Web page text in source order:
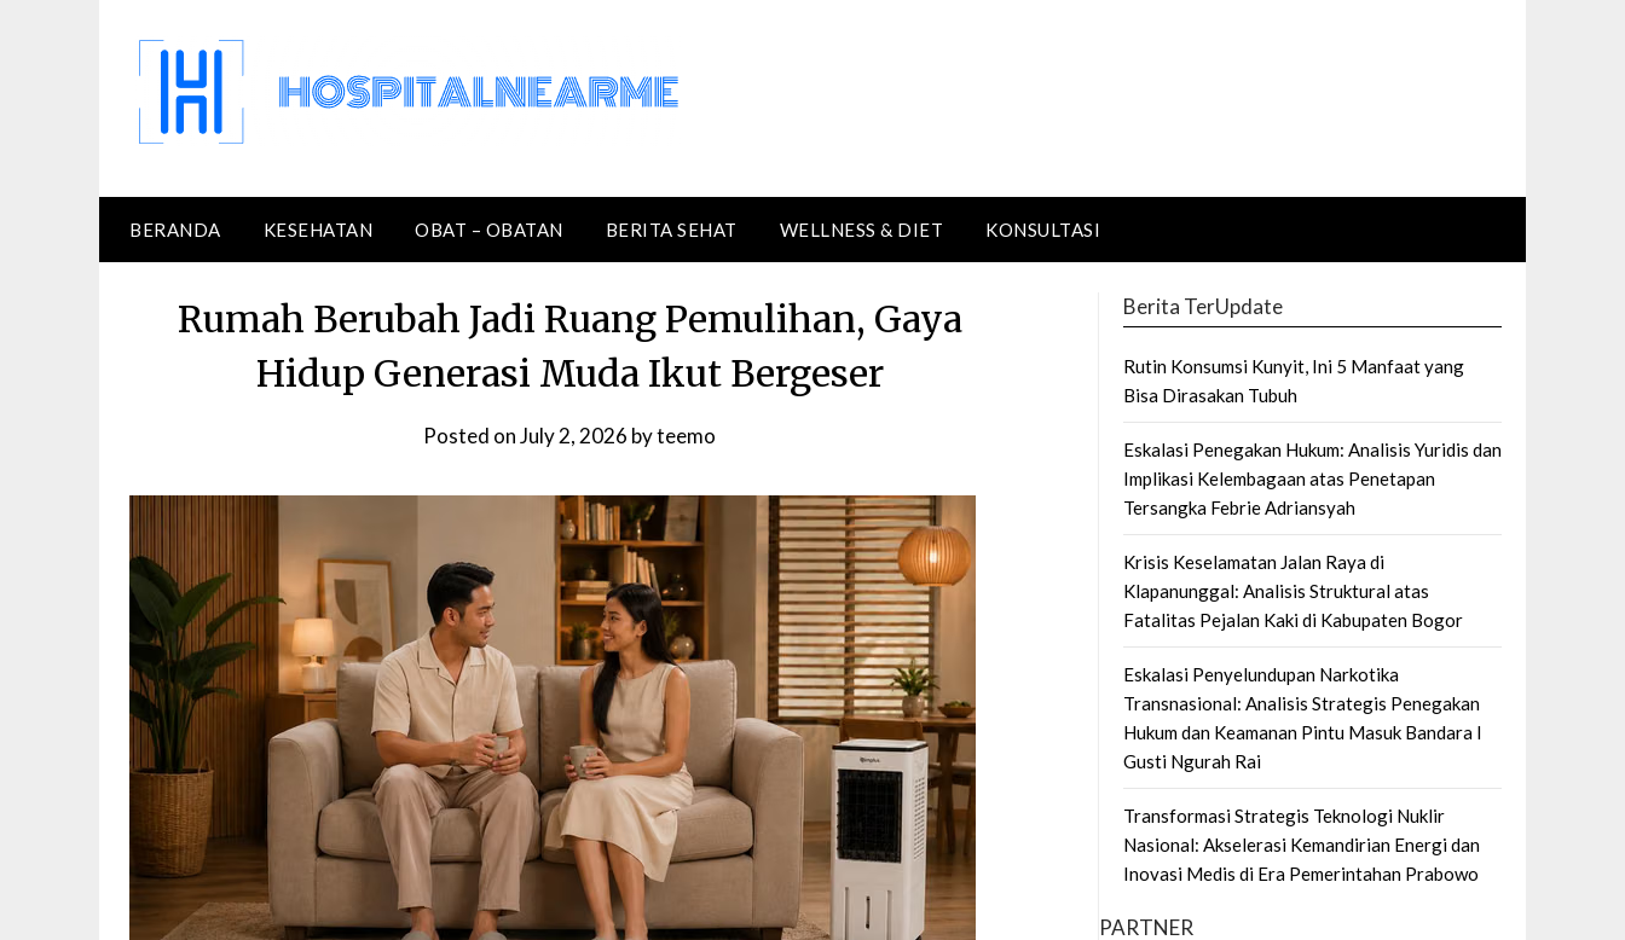
BERANDA KESEHATAN OBAT – OBATAN BERITA SEHAT WELLNESS & DIET KONSULTASI
Rumah Berubah Jadi Ruang Pemulihan, Gaya
Hidup Generasi Muda Ikut Bergeser
Posted onJuly 2, 2026 byteemo
Berita TerUpdate
Rutin Konsumsi Kunyit, Ini 5 Manfaat yang
Bisa Dirasakan Tubuh
Eskalasi Penegakan Hukum: Analisis Yuridis dan
Implikasi Kelembagaan atas Penetapan
Tersangka Febrie Adriansyah
Krisis Keselamatan Jalan Raya di
Klapanunggal: Analisis Struktural atas
Fatalitas Pejalan Kaki di Kabupaten Bogor
Eskalasi Penyelundupan Narkotika
Transnasional: Analisis Strategis Penegakan
Hukum dan Keamanan Pintu Masuk Bandara I
Gusti Ngurah Rai
Transformasi Strategis Teknologi Nuklir
Nasional: Akselerasi Kemandirian Energi dan
Inovasi Medis di Era Pemerintahan Prabowo
PARTNER